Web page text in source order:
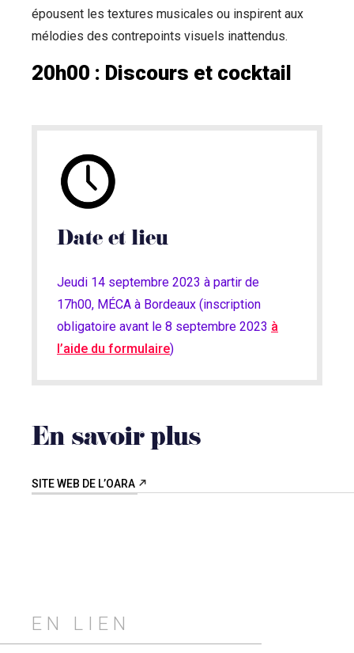
épousent les textures musicales ou inspirent aux
mélodies des contrepoints visuels inattendus.
20h00 : Discours et cocktail
Date et lieu
Jeudi 14 septembre 2023 à partir de
17h00, MÉCA à Bordeaux (inscription
obligatoire avant le 8 septembre 2023 à
l’aide du formulaire)
En savoir plus
SITE WEB DE L’OARA
EN LIEN